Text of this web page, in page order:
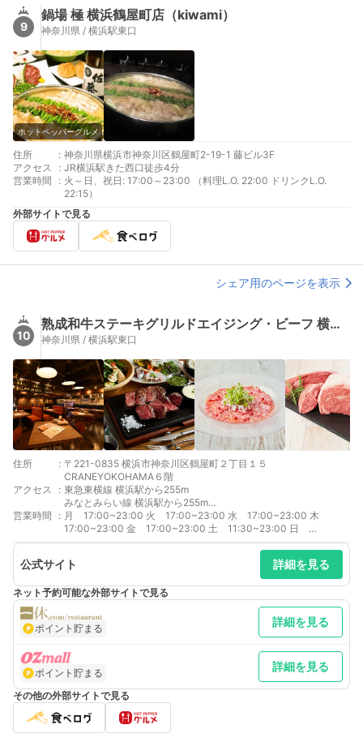
9
鍋場 極 横浜鶴屋町店（kiwami）
神奈川県 / 横浜駅東口
ホットペッパーグルメ
住所 : 神奈川県横浜市神奈川区鶴屋町2-19-1 藤ビル3F
アクセス
: JR横浜駅きた西口徒歩4分
営業時間
: 火～日、祝日: 17:00～23:00 （料理L.O. 22:00 ドリンクL.O.
22:15）
外部サイトで見る
シェア用のページを表示
10
熟成和牛ステーキグリルドエイジング・ビーフ 横浜店
神奈川県 / 横浜駅東口
住所 : 〒221-0835 横浜市神奈川区鶴屋町２丁目１５
CRANEYOKOHAMA６階
アクセス
: 東急東横線 横浜駅から255m
みなとみらい線 横浜駅から255m
JR京浜東北線 横浜駅から273m
JR根岸線 横浜駅から273m
JR成田エクスプレス 横浜駅から273m
営業時間 : 月 17:00~23:00 火 17:00~23:00 水 17:00~23:00 木
17:00~23:00 金 17:00~23:00 土 11:30~23:00 日
11:30~23:00
公式サイト 詳細を見る
ネット予約可能な外部サイトで見る
ポイント貯まる 詳細を見る
ポイント貯まる 詳細を見る
その他の外部サイトで見る